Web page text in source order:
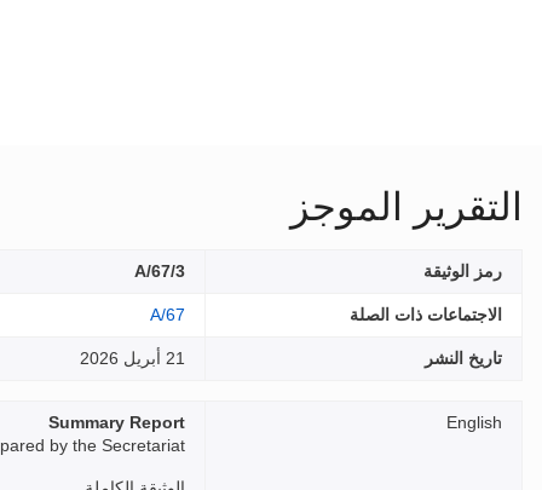
التقرير الموجز
رمز الوثيقة A/67/3
الاجتماعات ذات الصلة A/67
تاريخ النشر 21 أبريل 2026
English
Summary Report
by the Secretariat